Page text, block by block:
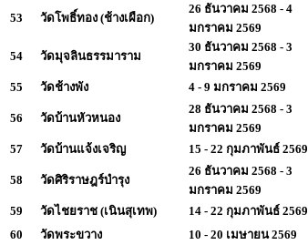
53 วัดโพธิ์ทอง (ช้างเผือก)
26 ธันวาคม 2568 - 4
มกราคม 2569
54 วัดมุจลินธรรมาราม
30 ธันวาคม 2568 - 3
มกราคม 2569
55 วัดช้างพัง 4 - 9 มกราคม 2569
56 วัดบ้านหัวหนอง
28 ธันวาคม 2568 - 3
มกราคม 2569
57 วัดบ้านแจ้งเจริญ 15 - 22 กุมภาพันธ์ 2569
58 วัดศิริราษฎร์บำรุง
26 ธันวาคม 2568 - 3
มกราคม 2569
59 วัดไชยราช (เนินสุเทพ) 14 - 22 กุมภาพันธ์ 2569
60
วัดพระขวาง 10 - 20 เมษายน 2569